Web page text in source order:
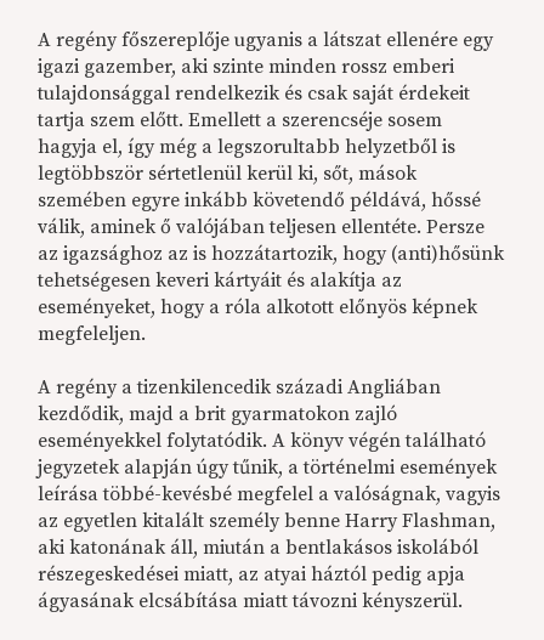
A regény főszereplője ugyanis a látszat ellenére egy
igazi gazember, aki szinte minden rossz emberi
tulajdonsággal rendelkezik és csak saját érdekeit
tartja szem előtt. Emellett a szerencséje sosem
hagyja el, így még a legszorultabb helyzetből is
legtöbbször sértetlenül kerül ki, sőt, mások
szemében egyre inkább követendő példává, hőssé
válik, aminek ő valójában teljesen ellentéte. Persze
az igazsághoz az is hozzátartozik, hogy (anti)hősünk
tehetségesen keveri kártyáit és alakítja az
eseményeket, hogy a róla alkotott előnyös képnek
megfeleljen.
A regény a tizenkilencedik századi Angliában
kezdődik, majd a brit gyarmatokon zajló
eseményekkel folytatódik. A könyv végén található
jegyzetek alapján úgy tűnik, a történelmi események
leírása többé-kevésbé megfelel a valóságnak, vagyis
az egyetlen kitalált személy benne Harry Flashman,
aki katonának áll, miután a bentlakásos iskolából
részegeskedései miatt, az atyai háztól pedig apja
ágyasának elcsábítása miatt távozni kényszerül.